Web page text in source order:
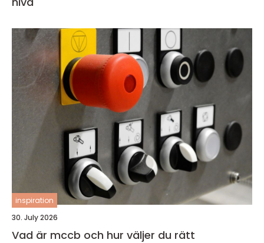
inspiration
30. July 2026
Vad är mccb och hur väljer du rätt